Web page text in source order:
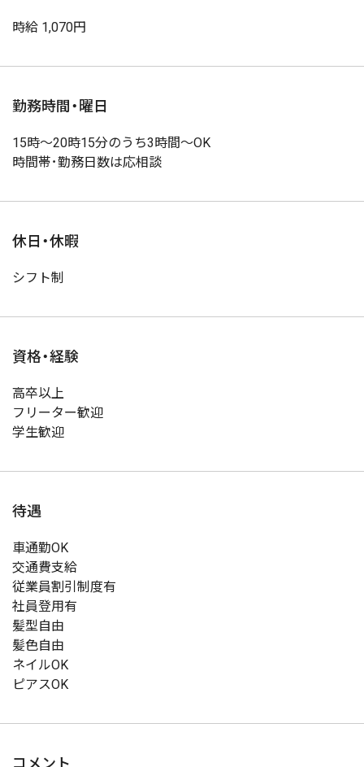
時給 1,070円
勤務時間・曜日
15時～20時15分のうち3時間～OK
時間帯･勤務日数は応相談
休日・休暇
シフト制
資格・経験
高卒以上
フリーター歓迎
学生歓迎
待遇
車通勤OK
交通費支給
従業員割引制度有
社員登用有
髪型自由
髪色自由
ネイルOK
ピアスOK
コメント